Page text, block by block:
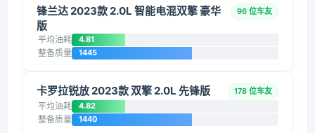
锋兰达 2023款 2.0L 智能电混双擎 豪华
版
96 位车友
平均油耗 4.81
整备质量 1445
卡罗拉锐放 2023款 双擎 2.0L 先锋版 178 位车友
平均油耗 4.82
整备质量 1440